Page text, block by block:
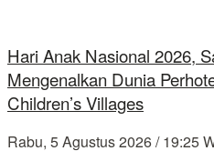
Hari Anak Nasional 2026,
Mengenalkan Dunia
Children’s Villages
Rabu, 5 Agustus 2026 / 19:25